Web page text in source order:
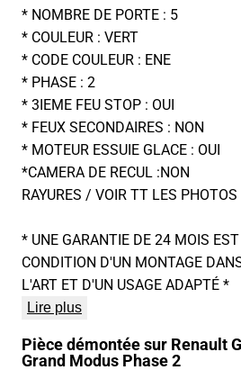
* NOMBRE DE PORTE : 5
* COULEUR : VERT
* CODE COULEUR : ENE
* PHASE : 2
* 3IEME FEU STOP : OUI
* FEUX SECONDAIRES : NON
* MOTEUR ESSUIE GLACE : OUI
*CAMERA DE RECUL :NON
RAYURES / VOIR TT LES PHOTOS
* UNE GARANTIE DE 24 MOIS
CONDITION D'UN MONTAGE
L'ART ET D'UN USAGE ADAPTÉ *
Lire plus
Pièce démontée sur Renault
Grand Modus Phase 2